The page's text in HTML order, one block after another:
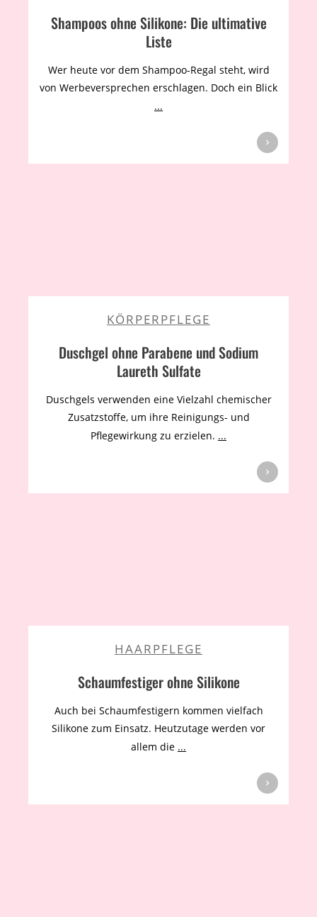
Shampoos ohne Silikone: Die ultimative
Liste
Wer heute vor dem Shampoo-Regal steht, wird
von Werbeversprechen erschlagen. Doch ein Blick
...
KÖRPERPFLEGE
Duschgel ohne Parabene und Sodium
Laureth Sulfate
Duschgels verwenden eine Vielzahl chemischer
Zusatzstoffe, um ihre Reinigungs- und
Pflegewirkung zu erzielen. ...
HAARPFLEGE
Schaumfestiger ohne Silikone
Auch bei Schaumfestigern kommen vielfach
Silikone zum Einsatz. Heutzutage werden vor
allem die ...